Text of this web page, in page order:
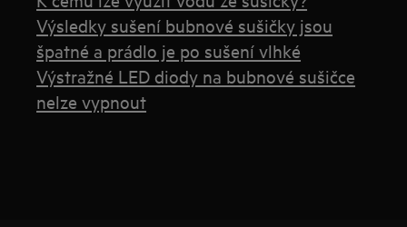
Výsledky sušení bubnové sušičky jsou
špatné a prádlo je po sušení vlhké
Výstražné LED diody na bubnové sušičce
nelze vypnout